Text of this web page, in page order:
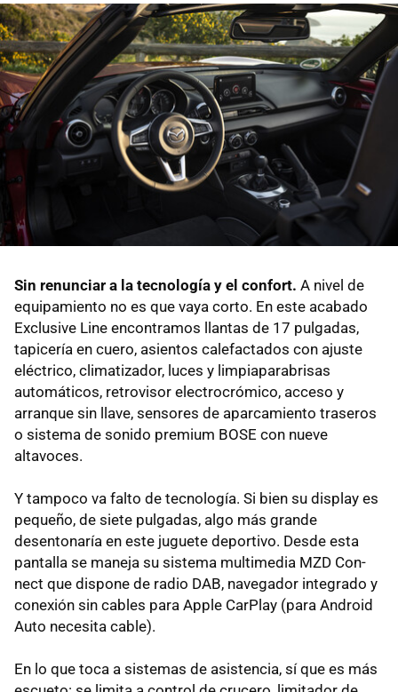
Sin renunciar a la tecnología y el confort. A nivel de
equipamiento no es que vaya corto. En este acabado
Exclusive Line encontramos llantas de 17 pulgadas,
tapicería en cuero, asientos calefactados con ajuste
eléctrico, climatizador, luces y limpiaparabrisas
automáticos, retrovisor electrocrómico, acceso y
arranque sin llave, sensores de aparcamiento traseros
o sistema de sonido premium BOSE con nueve
altavoces.
Y tampoco va falto de tecnología. Si bien su display es
pequeño, de siete pulgadas, algo más grande
desentonaría en este juguete deportivo. Desde esta
pantalla se maneja su sistema multimedia MZD Con­
nect que dispone de radio DAB, navegador integrado y
conexión sin cables para Apple CarPlay (para Android
Auto necesita cable).
En lo que toca a sistemas de asistencia, sí que es más